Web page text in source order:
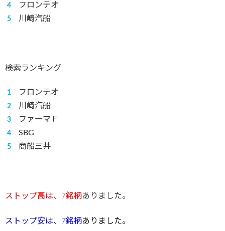
フロンテオ
川崎汽船
検索ランキング
フロンテオ
川崎汽船
ファーマＦ
SBG
商船三井
ストップ高は、7銘柄ありました。
ストップ安は、7銘柄ありました。